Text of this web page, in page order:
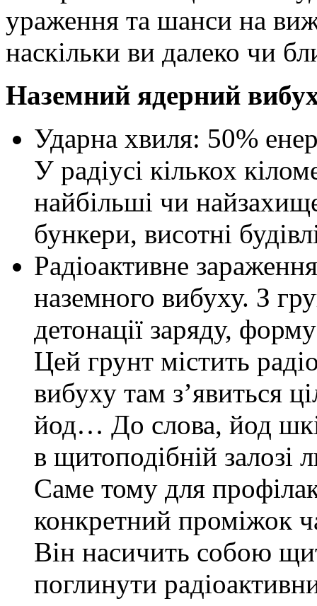
ураження та шанси на
наскільки ви далеко чи
Наземний ядерний
Ударна хвиля: 50%
У радіусі кількох
найбільші чи
бункери, висотні
Радіоактивне
наземного вибуху. З
детонації заряду,
Цей грунт містить
вибуху там з’явиться
йод… До слова, йод
в щитоподібній залозі
Саме тому для
конкретний проміжок
Він насичить собою
поглинути